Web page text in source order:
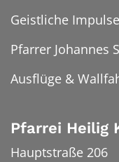
Geistliche Impulse
Pfarrer Johannes
Ausflüge &
Pfarrei Heilig
Hauptstraße 206